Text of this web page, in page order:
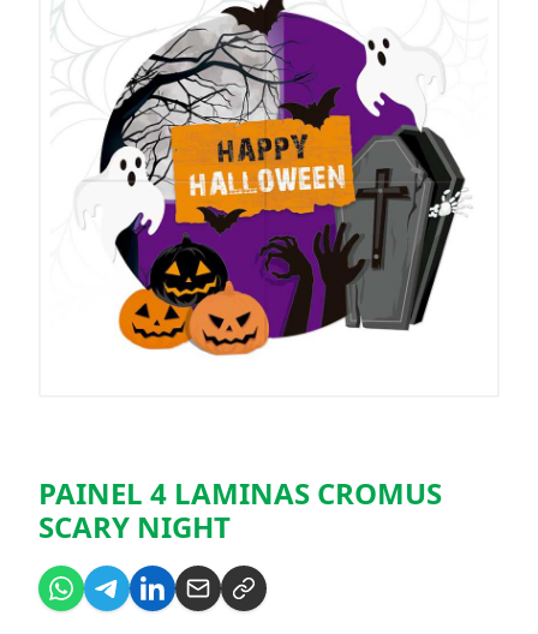
PAINEL 4 LAMINAS CROMUS
SCARY NIGHT